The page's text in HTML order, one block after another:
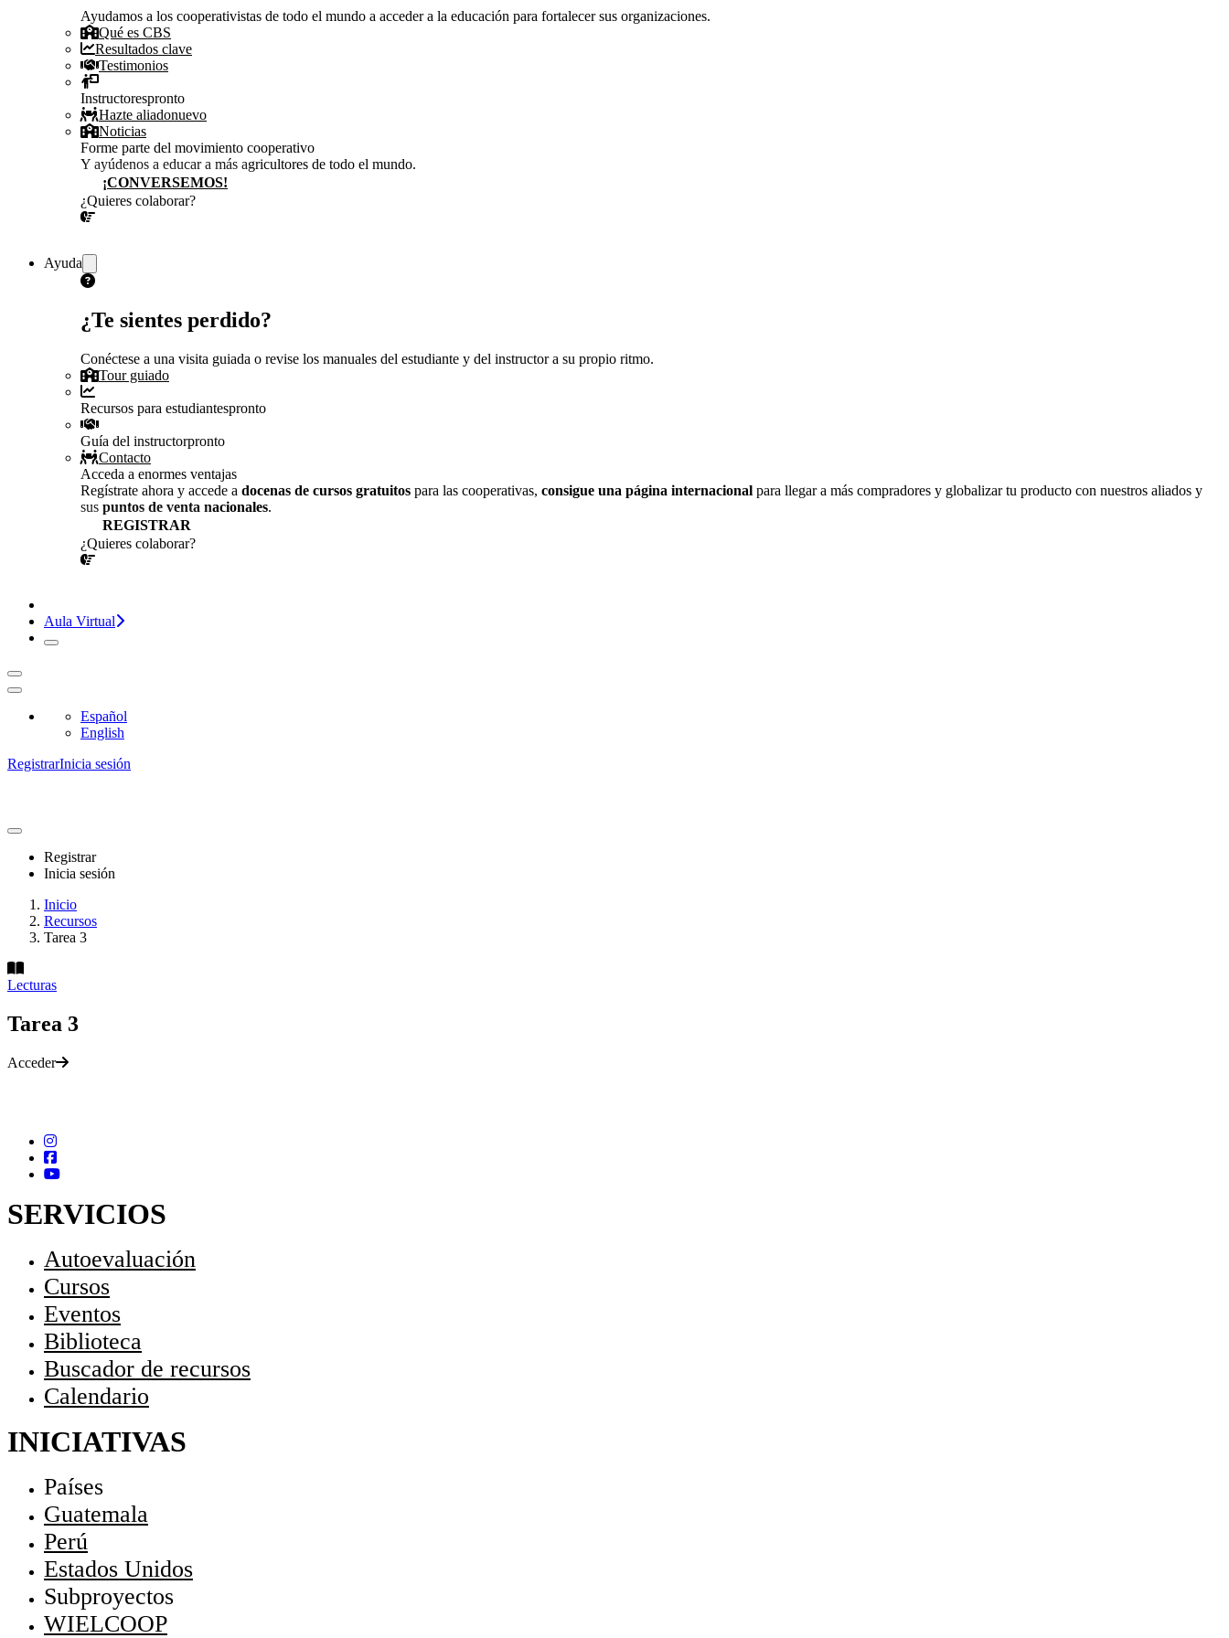
Ayudamos a los cooperativistas de todo el mundo a acceder a la educación para fortalecer sus organizaciones.
Qué es CBS
Resultados clave
Testimonios
Instructorespronto
Hazte aliadonuevo
Noticias
Forme parte del movimiento cooperativo
Y ayúdenos a educar a más agricultores de todo el mundo.
¡CONVERSEMOS!
¿Quieres colaborar?
Ayuda
¿Te sientes perdido?
Conéctese a una visita guiada o revise los manuales del estudiante y del instructor a su propio ritmo.
Tour guiado
Recursos para estudiantespronto
Guía del instructorpronto
Contacto
Acceda a enormes ventajas
Regístrate ahora y accede a docenas de cursos gratuitos para las cooperativas, consigue una página internacional para llegar a más compradores y globalizar tu producto con nuestros aliados y
sus puntos de venta nacionales.
REGISTRAR
¿Quieres colaborar?
Aula Virtual
Español
English
RegistrarInicia sesión
Registrar
Inicia sesión
Inicio
Recursos
Tarea 3
Lecturas
Tarea 3
Acceder
SERVICIOS
Autoevaluación
Cursos
Eventos
Biblioteca
Buscador de recursos
Calendario
INICIATIVAS
Países
Guatemala
Perú
Estados Unidos
Subproyectos
WIELCOOP